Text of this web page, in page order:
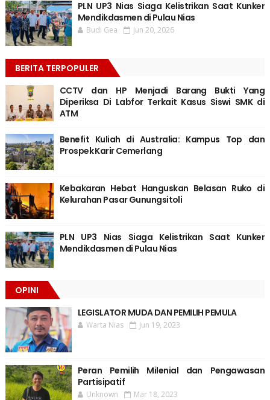
PLN UP3 Nias Siaga Kelistrikan Saat Kunker
Mendikdasmen di Pulau Nias
Budi Gea Jun 20, 2026
BERITA TERPOPULER
CCTV dan HP Menjadi Barang Bukti Yang
Diperiksa Di Labfor Terkait Kasus Siswi SMK di
ATM
Benefit Kuliah di Australia: Kampus Top dan
Prospek Karir Cemerlang
Kebakaran Hebat Hanguskan Belasan Ruko di
Kelurahan Pasar Gunungsitoli
PLN UP3 Nias Siaga Kelistrikan Saat Kunker
Mendikdasmen di Pulau Nias
OPINI
LEGISLATOR MUDA DAN PEMILIH PEMULA
Warta Nias Jun 19, 2023
Peran Pemilih Milenial dan Pengawasan
Partisipatif
Unknown Mar 18, 2023